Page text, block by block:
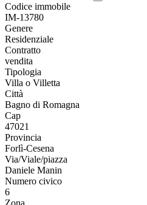
Codice immobile
IM-13780
Genere
Residenziale
Contratto
vendita
Tipologia
Villa o Villetta
Città
Bagno di Romagna
Cap
47021
Provincia
Forlì-Cesena
Via/Viale/piazza
Daniele Manin
Numero civico
6
Zona